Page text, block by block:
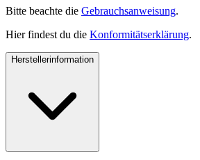
Bitte beachte die Gebrauchsanweisung.
Hier findest du die Konformitätserklärung.
Herstellerinformation